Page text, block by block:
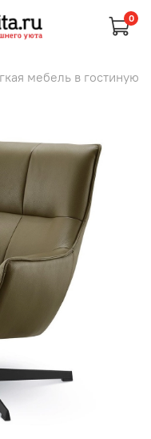
0
мебель в гостиную